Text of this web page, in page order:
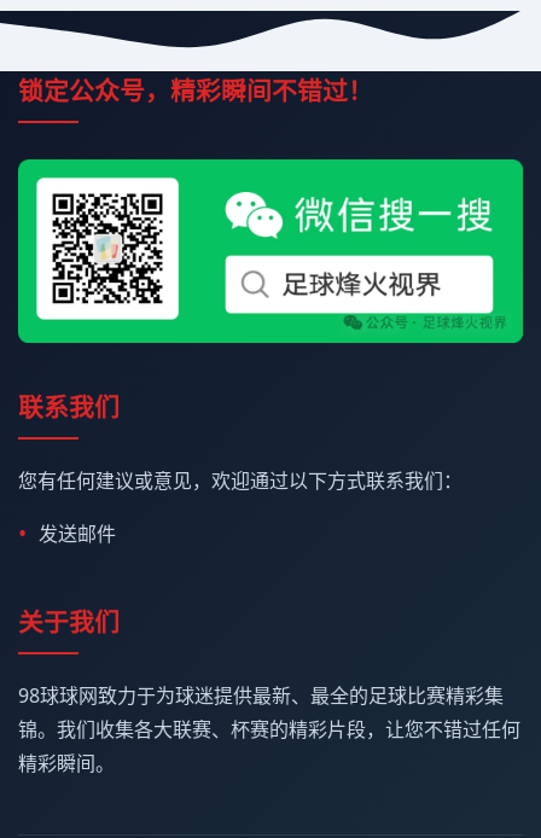
锁定公众号，精彩瞬间不错过！
联系我们
您有任何建议或意见，欢迎通过以下方式联系我们：
发送邮件
关于我们
98球球网致力于为球迷提供最新、最全的足球比赛精彩集
锦。我们收集各大联赛、杯赛的精彩片段，让您不错过任何
精彩瞬间。